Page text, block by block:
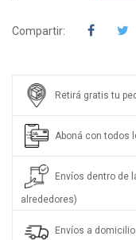
Compartir:
Retirá gratis tu
Aboná con todos
Envíos dentro de
alrededores)
Envíos a domicilio